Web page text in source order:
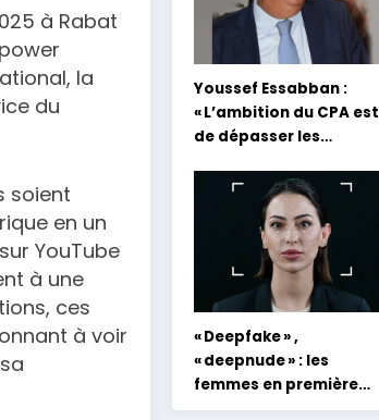
à Rabat
la
du
soient
en un
YouTube
à une
ces
à voir
Youssef Essabban :
« L’ambition du CPA est
de dépasser les
et académiques de
formation en
s’appuyant sur le
partage des
expériences »
« Deepfake » ,
« deepnude » : les
femmes en première
ligne face aux dangers